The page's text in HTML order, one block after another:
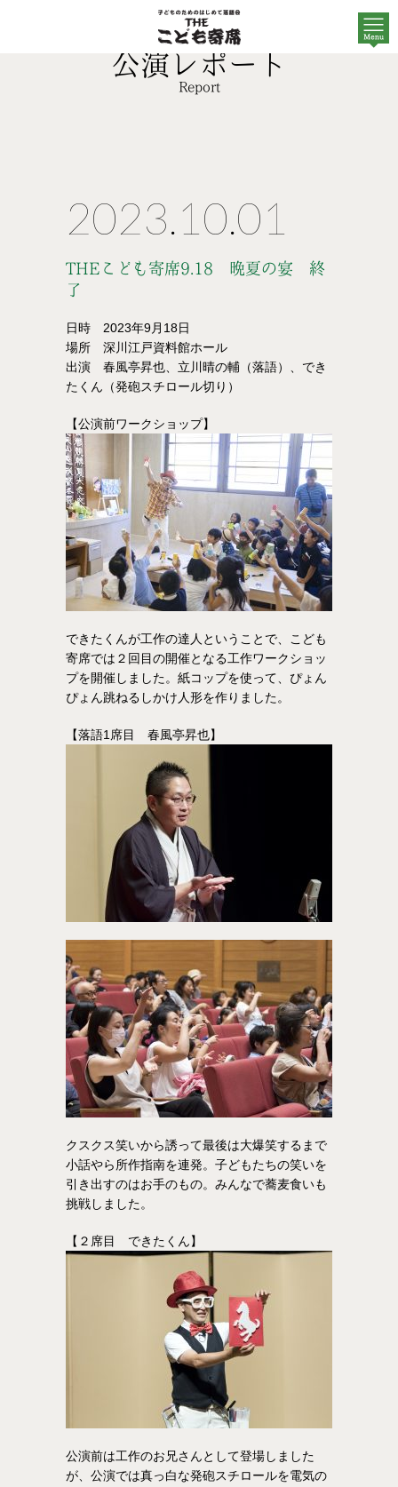
公演レポート
Report
2023.10.01
THEこども寄席9.18 晩夏の宴 終
了
日時 2023年9月18日
場所 深川江戸資料館ホール
出演 春風亭昇也、立川晴の輔（落語）、でき
たくん（発砲スチロール切り）
【公演前ワークショップ】
できたくんが工作の達人ということで、こども
寄席では２回目の開催となる工作ワークショッ
プを開催しました。紙コップを使って、ぴょん
ぴょん跳ねるしかけ人形を作りました。
【落語1席目 春風亭昇也】
クスクス笑いから誘って最後は大爆笑するまで
小話やら所作指南を連発。子どもたちの笑いを
引き出すのはお手のもの。みんなで蕎麦食いも
挑戦しました。
【２席目 できたくん】
公演前は工作のお兄さんとして登場しました
が、公演では真っ白な発砲スチロールを電気の